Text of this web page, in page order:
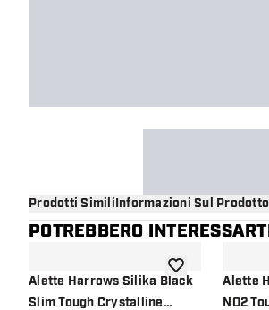
Prodotti SimiliInformazioni Sul Prodotto
POTREBBERO
Alette Harrows Silika Black
Slim Tough Crystalline
aggiungi alla lista
Alette
NO2